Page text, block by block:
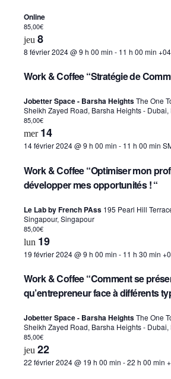
Online
85,00€
jeu 8
8 février 2024 @ 9 h 00 min - 11 h 00 min +04
Work & Coffee “Stratégie de
Jobetter Space - Barsha HeightsThe One
Sheikh Zayed Road, Barsha Heights -
85,00€
mer 14
14 février 2024 @ 9 h 00 min - 11 h 00 min
Work & Coffee “Optimiser mon
développer mes opportunités ! “
Le Lab by French PAss 195 Pearl Hill
Singapour, Singapour
85,00€
lun 19
19 février 2024 @ 9 h 00 min - 11 h 30 min
Work & Coffee “Comment se
qu’entrepreneur face à différents
Jobetter Space - Barsha HeightsThe One
Sheikh Zayed Road, Barsha Heights -
85,00€
jeu 22
22 février 2024 @ 19 h 00 min -22 h 00 min